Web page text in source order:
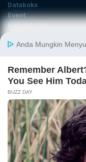
Databoks
Event
KatadataOto
Email
Tentang Katadata
Kebijakan